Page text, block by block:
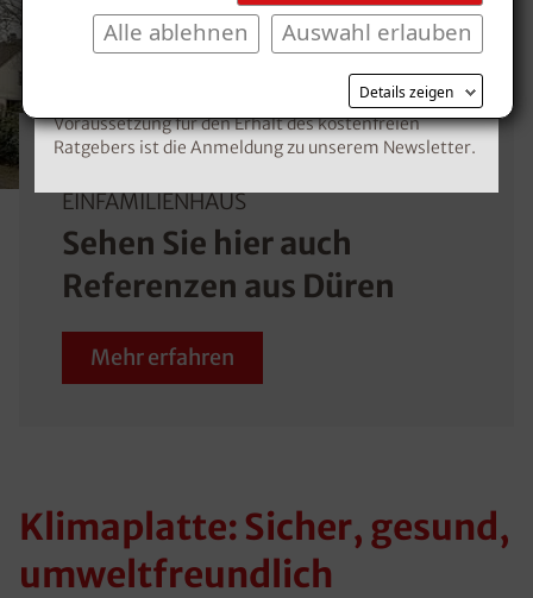
Auswahl erlauben
Alle ablehnen
Details zeigen
EINFAMILIENHAUS
Sehen Sie hier auch
Referenzen aus Düren
Mehr erfahren
Klimaplatte: Sicher, gesund,
umweltfreundlich
Kostenlosen Ratgeber anfordern
Voraussetzung für den Erhalt des kostenfreien
Ratgebers ist die Anmeldung zu unserem Newsletter.